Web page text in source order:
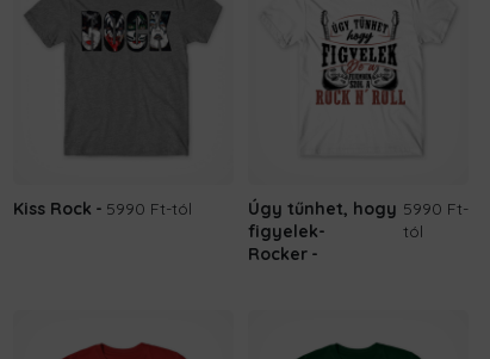
Kiss Rock 5990 Ft-tól
Úgy tűnhet, hogy
figyelek-
Rocker
5990 Ft-
tól